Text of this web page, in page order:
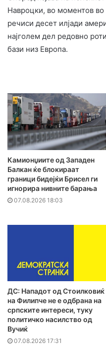
Навроцки, во моментов
речиси десет илјади
најголем дел редовно
бази низ Европа.
Камионџиите од Западен
Балкан ќе блокираат
граници бидејќи Брисел ги
игнорира нивните барања
07.08.2026 18:03
ДС: Нападот од Стоилковиќ
на Филипче не е одбрана на
српските интереси, туку
политичко насилство од
Вучиќ
07.08.2026 17:31